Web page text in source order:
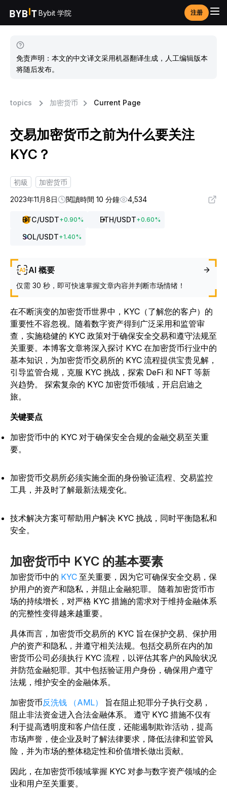
Bybit 学院 注册
免责声明：本文的中文译文采用机器翻译生成，人工编辑版本
将随后发布。
topics 加密货币 Current Page
交易加密货币之前为什么要关注
KYC？
初級
加密货币
2023年11月8日
閱讀時間 10 分鐘 4,534
BTC/USDT+0.90% ETH/USDT+0.60%
SOL/USDT+1.40%
AI 概要
仅需 30 秒，即可快速掌握文章内容并判断市场情绪！
在不断演变的加密货币世界中，KYC（了解您的客户）的
重要性不容忽视。随着数字资产得到广泛采用和监管审
查，实施稳健的 KYC 政策对于确保安全交易和遵守法规至
关重要。本博客文章将深入探讨 KYC 在加密货币行业中的
基本知识，为加密货币交易所的 KYC 流程提供宝贵见解，
引导监管合规，克服 KYC 挑战，探索 DeFi 和 NFT 等新
兴趋势。
探索复杂的 KYC 加密货币领域，开启启迪之
旅。
关键要点
加密货币中的 KYC 对于确保安全合规的金融交易至关重
要。
加密货币交易所必须实施全面的身份验证流程、交易监控
工具，并及时了解最新法规变化。
技术解决方案可帮助用户解决 KYC 挑战，同时平衡隐私和
安全。
加密货币中 KYC 的基本要素
加密货币中的 KYC 至关重要，因为它可确保安全交易，保
护用户的资产和隐私，并阻止金融犯罪。
随着加密货币市
场的持续增长，对严格 KYC 措施的需求对于维持金融体系
的完整性变得越来越重要。
具体而言，加密货币交易所的 KYC 旨在保护交易、保护用
户的资产和隐私，并遵守相关法规。包括交易所在内的加
密货币公司必须执行 KYC 流程，以评估其客户的风险状况
并防范金融犯罪。其中包括验证用户身份，确保用户遵守
法规，维护安全的金融体系。
加密货币反洗钱 （AML） 旨在阻止犯罪分子执行交易，
阻止非法资金进入合法金融体系。
遵守 KYC 措施不仅有
利于提高透明度和客户信任度，还能遏制欺诈活动，提高
市场声誉，使企业及时了解法律要求，降低法律和监管风
险，并为市场的整体稳定性和价值增长做出贡献。
因此，在加密货币领域掌握 KYC 对参与数字资产领域的企
业和用户至关重要。